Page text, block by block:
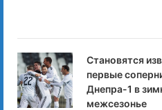
Становятся
первые
Днепра-1 в
межсезонье